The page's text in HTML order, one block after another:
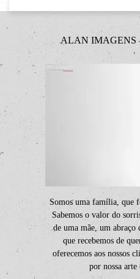
ALAN IMAGENS
Somos uma família, que
Sabemos o valor do
de uma mãe, um
que recebemos de
oferecemos aos nossos
por nossa arte